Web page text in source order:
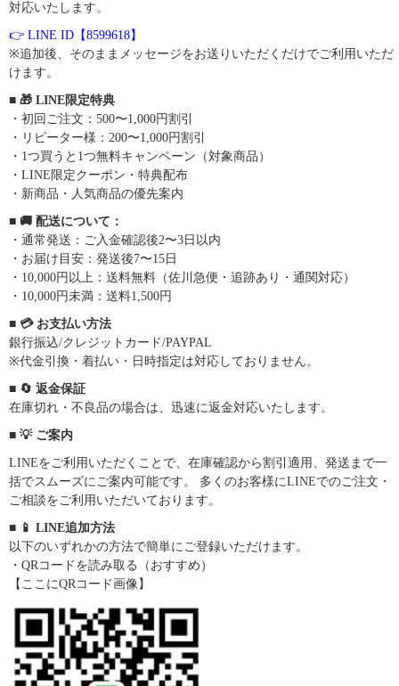
対応いたします。
👉 LINE ID【8599618】
※追加後、そのままメッセージをお送りいただくだけでご利用いただ
けます。
■ 🎁 LINE限定特典
・初回ご注文：500〜1,000円割引
・リピーター様：200〜1,000円割引
・1つ買うと1つ無料キャンペーン（対象商品）
・LINE限定クーポン・特典配布
・新商品・人気商品の優先案内
■ 🚚 配送について：
・通常発送：ご入金確認後2〜3日以内
・お届け目安：発送後7〜15日
・10,000円以上：送料無料（佐川急便・追跡あり・通関対応）
・10,000円未満：送料1,500円
■ 💳 お支払い方法
銀行振込/クレジットカード/PAYPAL
※代金引換・着払い・日時指定は対応しておりません。
■ 🔄 返金保証
在庫切れ・不良品の場合は、迅速に返金対応いたします。
■ 💡 ご案内
LINEをご利用いただくことで、在庫確認から割引適用、発送まで一
括でスムーズにご案内可能です。 多くのお客様にLINEでのご注文・
ご相談をご利用いただいております。
■ 📱 LINE追加方法
以下のいずれかの方法で簡単にご登録いただけます。
・QRコードを読み取る（おすすめ）
【ここにQRコード画像】